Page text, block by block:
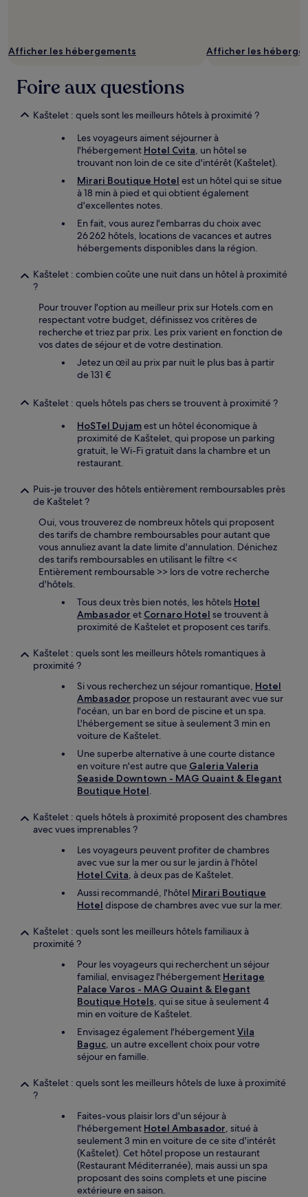
Afficher les hébergements Afficher les
Foire aux questions
Kaštelet : quels sont les meilleurs hôtels à proximité ?
Les voyageurs aiment séjourner à
l'hébergement Hotel Cvita, un hôtel se
trouvant non loin de ce site d'intérêt (Kaštelet).
Mirari Boutique Hotel est un hôtel qui se situe
à 18 min à pied et qui obtient également
d'excellentes notes.
En fait, vous aurez l'embarras du choix avec
26 262 hôtels, locations de vacances et autres
hébergements disponibles dans la région.
Kaštelet : combien coûte une nuit dans un hôtel à proximité
?
Pour trouver l'option au meilleur prix sur Hotels.com en
respectant votre budget, définissez vos critères de
recherche et triez par prix. Les prix varient en fonction de
vos dates de séjour et de votre destination.
Jetez un œil au prix par nuit le plus bas à partir
de 131 €
Kaštelet : quels hôtels pas chers se trouvent à proximité ?
HoSTel Dujamest un hôtel économique à
proximité de Kaštelet, qui propose un parking
gratuit, le Wi-Fi gratuit dans la chambre et un
restaurant.
Puis-je trouver des hôtels entièrement remboursables près
de Kaštelet ?
Oui, vous trouverez de nombreux hôtels qui proposent
des tarifs de chambre remboursables pour autant que
vous annuliez avant la date limite d'annulation. Dénichez
des tarifs remboursables en utilisant le filtre <<
Entièrement remboursable >> lors de votre recherche
d'hôtels.
Tous deux très bien notés, les hôtels Hotel
Ambasador et Cornaro Hotel se trouvent à
proximité de Kaštelet et proposent ces tarifs.
Kaštelet : quels sont les meilleurs hôtels romantiques à
proximité ?
Si vous recherchez un séjour romantique, Hotel
Ambasador propose un restaurant avec vue sur
l'océan, un bar en bord de piscine et un spa.
L'hébergement se situe à seulement 3 min en
voiture de Kaštelet.
Une superbe alternative à une courte distance
en voiture n'est autre que Galeria Valeria
Seaside Downtown - MAG Quaint & Elegant
Boutique Hotel.
Kaštelet : quels hôtels à proximité proposent des chambres
avec vues imprenables ?
Les voyageurs peuvent profiter de chambres
avec vue sur la mer ou sur le jardin à l'hôtel
Hotel Cvita, à deux pas de Kaštelet.
Aussi recommandé, l'hôtel Mirari Boutique
Hotel dispose de chambres avec vue sur la mer.
Kaštelet : quels sont les meilleurs hôtels familiaux à
proximité ?
Pour les voyageurs qui recherchent un séjour
familial, envisagez l'hébergement Heritage
Palace Varos - MAG Quaint & Elegant
Boutique Hotels, qui se situe à seulement 4
min en voiture de Kaštelet.
Envisagez également l'hébergementVila
Baguc, un autre excellent choix pour votre
séjour en famille.
Kaštelet : quels sont les meilleurs hôtels de luxe à proximité
?
Faites-vous plaisir lors d'un séjour à
l'hébergement Hotel Ambasador, situé à
seulement 3 min en voiture de ce site d'intérêt
(Kaštelet). Cet hôtel propose un restaurant
(Restaurant Méditerranée), mais aussi un spa
proposant des soins complets et une piscine
extérieure en saison.